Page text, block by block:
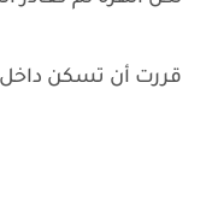
قررت أن تسكن